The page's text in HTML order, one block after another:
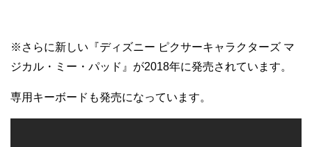
※さらに新しい『ディズニー ピクサーキャラクターズ マ
ジカル・ミー・パッド』が2018年に発売されています。
専用キーボードも発売になっています。